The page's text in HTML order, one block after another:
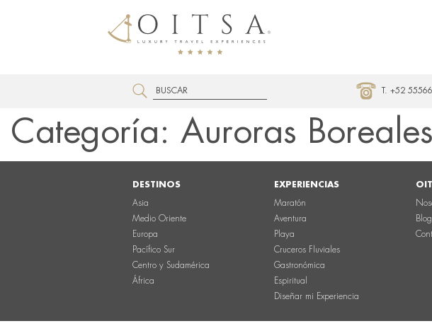
T. +52
Categoría: Auroras Boreales
DESTINOS
Asia
Medio Oriente
Europa
Pacífico Sur
Centro y Sudamérica
África
EXPERIENCIAS
Maratón
Aventura
Playa
Cruceros Fluviales
Gastronómica
Espiritual
Diseñar mi Experiencia
Blog